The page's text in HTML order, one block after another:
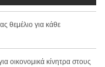
θεμέλιο για κάθε
οικονομικά κίνητρα στους